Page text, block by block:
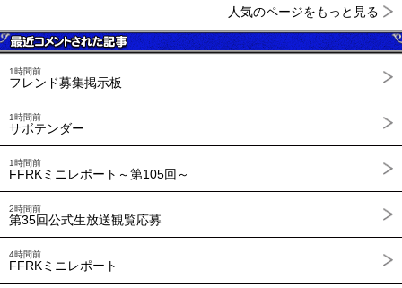
人気のページをもっと見る
1時間前
フレンド募集掲示板
1時間前
サボテンダー
1時間前
FFRKミニレポート～第105回～
2時間前
第35回公式生放送観覧応募
4時間前
FFRKミニレポート